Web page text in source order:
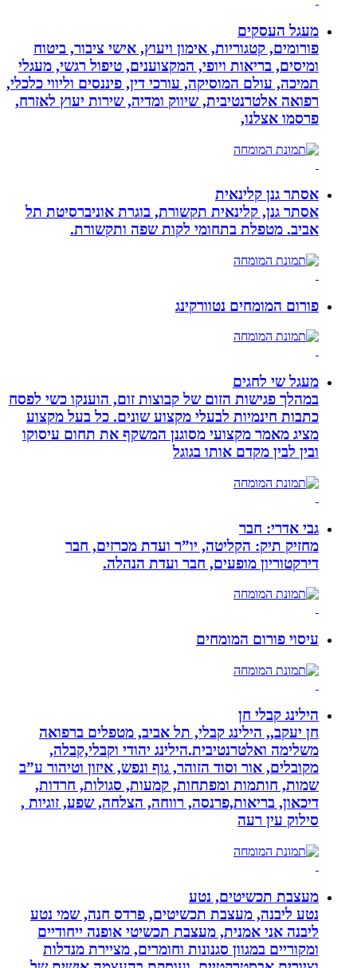
מעגל העסקים
פורומים, קטגוריות, אימון ויעוץ, אישי ציבור, ביטוח
ומיסים, בריאות ויופי, המקצוענים, טיפול רגשי, מעגלי
תמיכה, עולם המוסיקה, עורכי דין, פיננסים וליווי כלכלי,
רפואה אלטרנטיבית, שיווק ומדיה, שירות יעוץ לאזרח,
פרסמו אצלנו,
אסתר גנן קלינאית
אסתר גנן, קלינאית תקשורת, בוגרת אוניברסיטת תל
אביב. מטפלת בתחומי לקות שפה ותקשורת.
פורום המומחים נטוורקינג
מעגל שי לחגים
במהלך פגישות הזום של קבוצות זום, הוענקו כשי לפסח
כתבות חינמיות לבעלי מקצוע שונים. כל בעל מקצוע
מציג מאמר מקצועי מסוגנן המשקף את תחום עיסוקו
ובין לבין מקדם אותו בגוגל
גבי אדרי: חבר
מחזיק תיק: הקליטה, יו”ר ועדת מכרזים, חבר
דירקטוריון מופעים, חבר ועדת הנהלה.
עיסוי פורום המומחים
הילינג קבלי חן
חן יעקב,, הילינג קבלי, תל אביב, מטפלים ברפואה
משלימה ואלטרנטיבית.הילינג יהודי וקבלי,קבלה,
מקובלים, אור וסוד הזוהר, גוף ונפש, איזון וטיהור ע”ב
שמות, חותמות ומפתחות, קמעות, סגולות, חרדות,
דיכאון, בריאות,פרנסה, רווחה, הצלחה, שפע, זוגיות ,
סילוק עין רעה
מעצבת תכשיטים, נטע
נטע ליבנה, מעצבת תכשיטים, פרדס חנה, שמי נטע
ליבנה אני אמנית, מעצבת תכשיטי אופנה ייחודיים
ומקוריים במגוון סגנונות וחומרים, מציירת מנדלות